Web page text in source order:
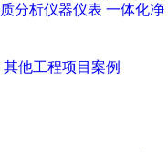
分析仪器仪表 一体化净
其他工程项目案例